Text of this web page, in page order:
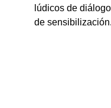
lúdicos de
de sensibilización.